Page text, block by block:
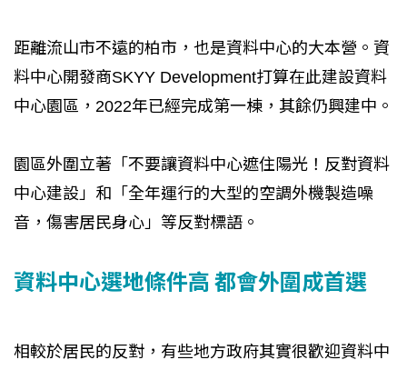
距離流山市不遠的柏市，也是資料中心的大本營。資
料中心開發商SKYY Development打算在此建設資料
中心園區，2022年已經完成第一棟，其餘仍興建中。
園區外圍立著「不要讓資料中心遮住陽光！反對資料
中心建設」和「全年運行的大型的空調外機製造噪
音，傷害居民身心」等反對標語。
資料中心選地條件高 都會外圍成首選
相較於居民的反對，有些地方政府其實很歡迎資料中